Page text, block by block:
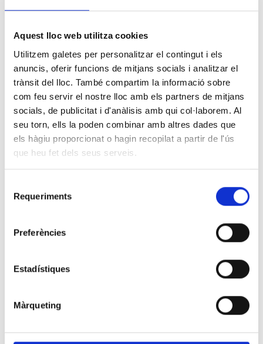
Aquest lloc web utilitza cookies
Utilitzem galetes per personalitzar el contingut i els
anuncis, oferir funcions de mitjans socials i analitzar el
trànsit del lloc. També compartim la informació sobre
com feu servir el nostre lloc amb els partners de mitjans
socials, de publicitat i d'anàlisis amb qui col·laborem. Al
seu torn, ells la poden combinar amb altres dades que
els hàgiu proporcionat o hagin recopilat a partir de l'ús
que heu fet dels seus serveis.
Requeriments
Preferències
Estadístiques
Màrqueting